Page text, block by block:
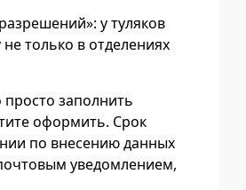
у туляков
только в отделениях
заполнить
оформить. Срок
по внесению данных
уведомлением,